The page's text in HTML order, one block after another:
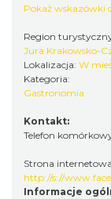
Pokaż wskazówki
Region
Jura Krakowsko-
Lokalizacja: W
Kategoria:
Gastronomia
Kontakt:
Telefon
Strona
http://s://
Informacje